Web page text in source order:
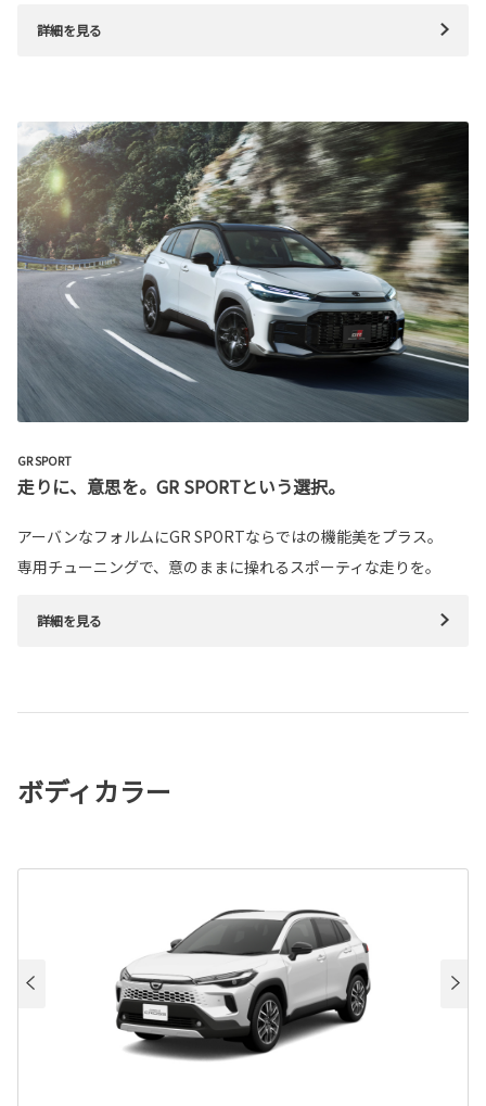
詳細を見る
GR SPORT
走りに、意思を。GR SPORTという選択。
アーバンなフォルムにGR SPORTならではの機能美をプラス。
専用チューニングで、意のままに操れるスポーティな走りを。
詳細を見る
ボディカラー